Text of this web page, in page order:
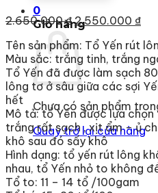
0
Giỏ hàng
Chưa có sản phẩm
Quay trở lại cửa hàng
2.650.000₫Giá
gốc
là:
2.650.000 ₫.
2.550.000 ₫Giá
tại
là:
Tên sản phẩm: Tổ Yến rút
Màu sắc: trắng tinh, trắng
Tổ Yến đã được làm sạch
lông tơ ở sâu giữa các sợi
hết
Mô tả: tổ Yến được lựa
trắng rất sạch , xịt ẩm – ủ
khô sau đó sấy khô
Hình dạng: tổ yến rút lông
nhau, tổ Yến nhỏ to không
Tổ to: 11 – 14 tổ /100gam